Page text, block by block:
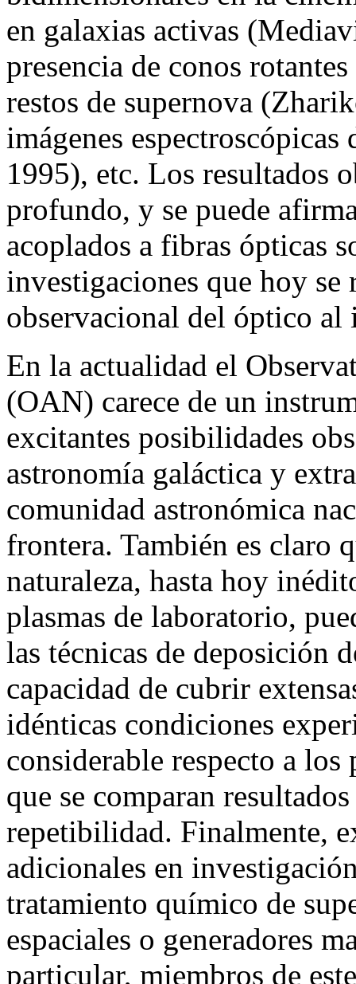
en galaxias activas
presencia de conos
restos de supernova
imágenes
1995), etc. Los resultados
profundo, y se puede
acoplados a fibras ópticas
investigaciones que hoy se
observacional del óptico
En la actualidad el
(OAN) carece de un
excitantes posibilidades
astronomía galáctica y
comunidad astronómica
frontera. También es claro
naturaleza, hasta hoy
plasmas de laboratorio,
las técnicas de deposición
capacidad de cubrir
idénticas condiciones
considerable respecto a
que se comparan
repetibilidad. Finalmente,
adicionales en
tratamiento químico de
espaciales o generadores
particular, miembros de